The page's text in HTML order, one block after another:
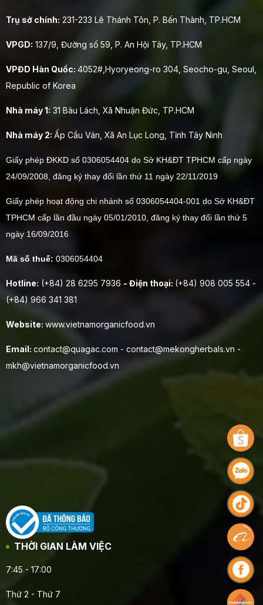
Trụ sở chính: 231-233 Lê Thánh Tôn, P. Bến Thành, TP.HCM
VPGD: 137/9, Đường số 59, P. An Hội Tây, TP.HCM
VPĐD Hàn Quốc: 4052#,Hyoryeong-ro 304, Seocho-gu, Seoul,
Republic of Korea
Nhà máy 1: 31 Bàu Lách, Xã Nhuận Đức, TP.HCM
Nhà máy 2: Ấp Cầu Ván, Xã An Lục Long, Tỉnh Tây Ninh
Giấy phép ĐKKD số 0306054404 do Sở KH&ĐT TPHCM cấp ngày
24/09/2008, đăng ký thay đổi lần thứ 11 ngày 22/11/2019
Giấy phép hoạt động chi nhánh số 0306054404-001 do Sở KH&ĐT
TPHCM cấp lần đầu ngày 05/01/2010, đăng ký thay đổi lần thứ 5
ngày 16/09/2016
Mã số thuế: 0306054404
Hotline: (+84) 28 6295 7936 - Điện thoại: (+84) 908 005 554 -
(+84) 966 341 381
Website: www.vietnamorganicfood.vn
Email: contact@quagac.com - contact@mekongherbals.vn -
mkh@vietnamorganicfood.vn
THỜI GIAN LÀM VIỆC
7:45 - 17:00
Thứ 2 - Thứ 7